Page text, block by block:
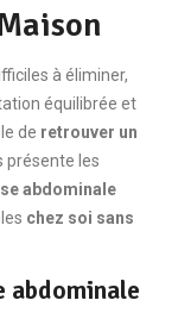
à éliminer,
équilibrée et
de retrouver un
présente les
abdominale
chez soi sans
abdominale